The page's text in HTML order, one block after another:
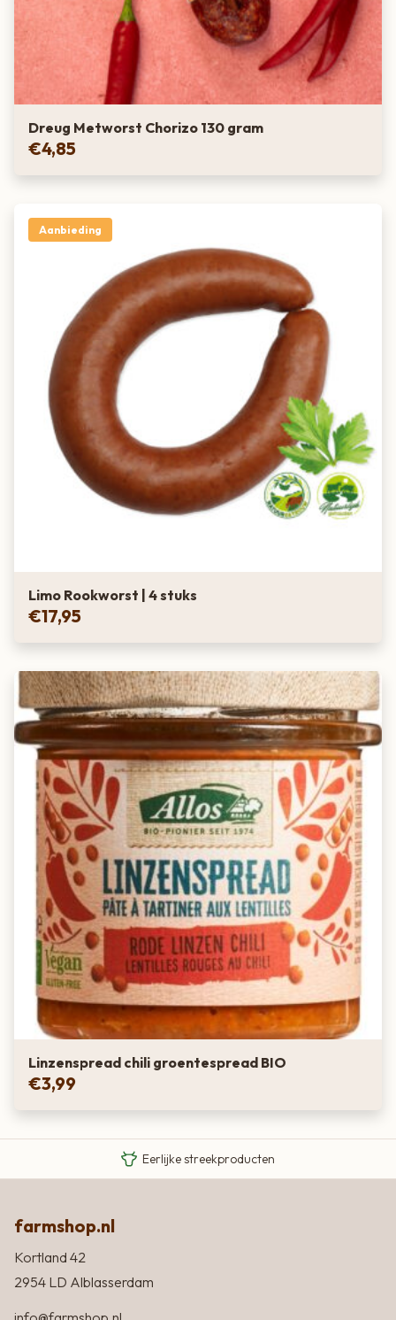
Dreug Metworst Chorizo 130 gram
€4,85
Aanbieding
Limo Rookworst | 4 stuks
€17,95
Linzenspread chili groentespread BIO
€3,99
Eigen Limousin runderen
Eerlijke streekproducten
farmshop.nl
Kortland 42
2954 LD Alblasserdam